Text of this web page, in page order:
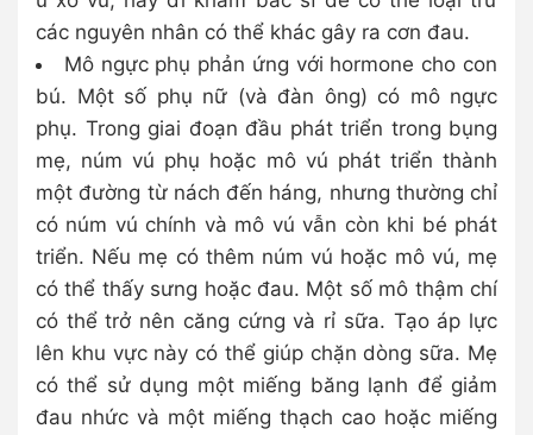
các nguyên nhân có thể khác gây ra cơn đau.
Mô ngực phụ phản ứng với hormone cho con
bú. Một số phụ nữ (và đàn ông) có mô ngực
phụ. Trong giai đoạn đầu phát triển trong bụng
mẹ, núm vú phụ hoặc mô vú phát triển thành
một đường từ nách đến háng, nhưng thường chỉ
có núm vú chính và mô vú vẫn còn khi bé phát
triển. Nếu mẹ có thêm núm vú hoặc mô vú, mẹ
có thể thấy sưng hoặc đau. Một số mô thậm chí
có thể trở nên căng cứng và rỉ sữa. Tạo áp lực
lên khu vực này có thể giúp chặn dòng sữa. Mẹ
có thể sử dụng một miếng băng lạnh để giảm
đau nhức và một miếng thạch cao hoặc miếng